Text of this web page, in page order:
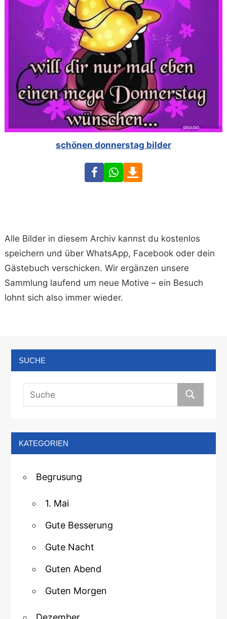
schönen donnerstag bilder
FacebookWhatsApp
Alle Bilder in diesem Archiv kannst du kostenlos
speichern und über WhatsApp, Facebook oder dein
Gästebuch verschicken. Wir ergänzen unsere
Sammlung laufend um neue Motive – ein Besuch
lohnt sich also immer wieder.
SUCHE
KATEGORIEN
Begrusung
1. Mai
Gute Besserung
Gute Nacht
Guten Abend
Guten Morgen